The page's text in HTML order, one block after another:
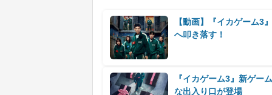
【動画】『イカゲーム
へ叩き落す！
『イカゲーム3』新ゲ
な出入り口が登場